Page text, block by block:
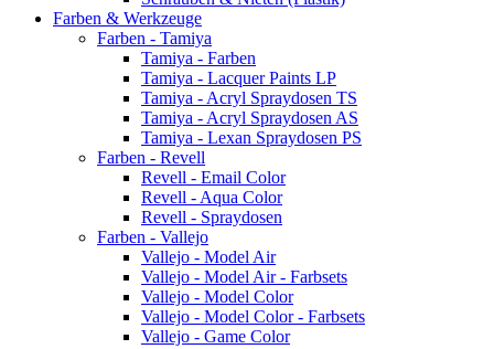
Farben & Werkzeuge
Farben - Tamiya
Tamiya - Farben
Tamiya - Lacquer Paints LP
Tamiya - Acryl Spraydosen TS
Tamiya - Acryl Spraydosen AS
Tamiya - Lexan Spraydosen PS
Farben - Revell
Revell - Email Color
Revell - Aqua Color
Revell - Spraydosen
Farben - Vallejo
Vallejo - Model Air
Vallejo - Model Air - Farbsets
Vallejo - Model Color
Vallejo - Model Color - Farbsets
Vallejo - Game Color